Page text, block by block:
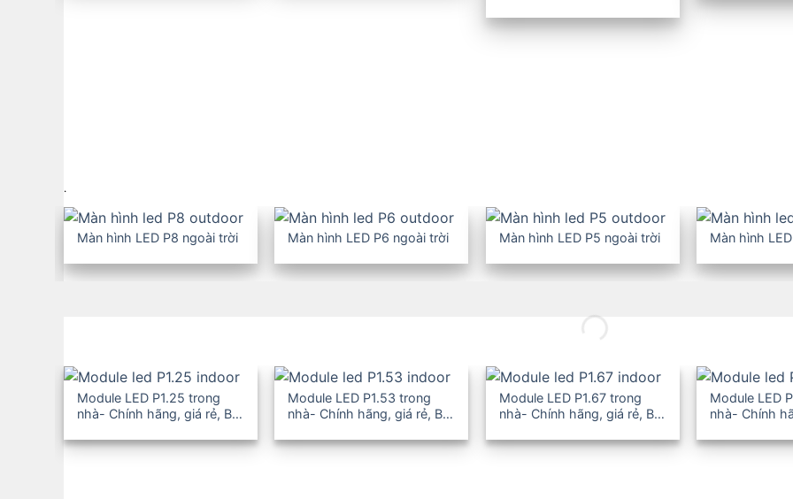
.
Màn hình LED P8 ngoài trời Màn hình LED P6 ngoài trời Màn hình LED P5 ngoài trời Màn hình
Module LED P1.25 trong
nhà- Chính hãng, giá rẻ, BH
Module LED P1.53 trong
nhà- Chính hãng, giá rẻ, BH
Module LED P1.67 trong
nhà- Chính hãng, giá rẻ, BH
Module LED
nhà- Chính